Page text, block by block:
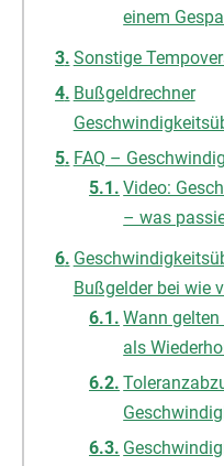
einem
Sonstige
Bußgeldrechner
FAQ –
Video:
– was
Bußgelder bei wie
Wann
als